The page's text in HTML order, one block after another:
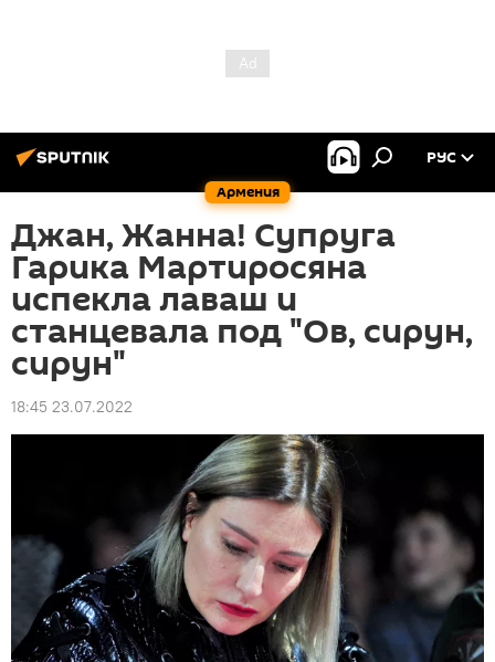
Армения
РУС
Джан, Жанна! Супруга
Гарика Мартиросяна
испекла лаваш и
станцевала под "Ов, сирун,
сирун"
18:45 23.07.2022